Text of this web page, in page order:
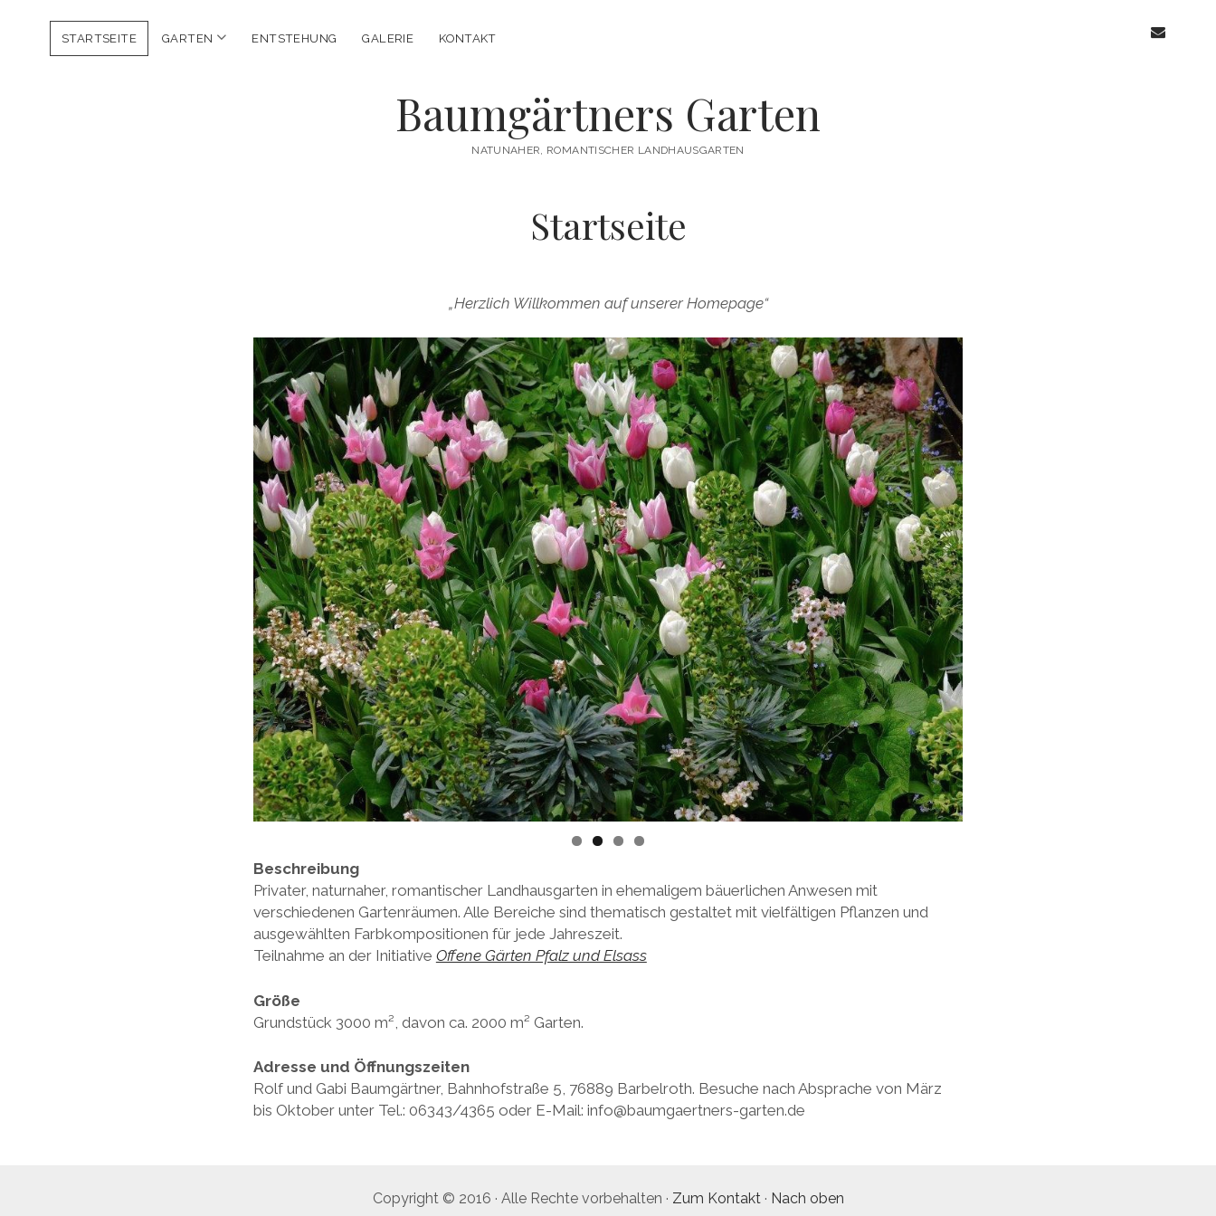
STARTSEITE GARTEN MenuENTSTEHUNG GALERIE KONTAKT email
Baumgärtners Garten
NATUNAHER, ROMANTISCHER LANDHAUSGARTEN
Startseite
„Herzlich Willkommen auf unserer Homepage“
Beschreibung
Privater, naturnaher, romantischer Landhausgarten in ehemaligem bäuerlichen Anwesen mit
verschiedenen Gartenräumen. Alle Bereiche sind thematisch gestaltet mit vielfältigen Pflanzen und
ausgewählten Farbkompositionen für jede Jahreszeit.
Teilnahme an der Initiative Offene Gärten Pfalz und Elsass
Größe
Grundstück 3000 m², davon ca. 2000 m² Garten.
Adresse und Öffnungszeiten
Rolf und Gabi Baumgärtner, Bahnhofstraße 5, 76889 Barbelroth. Besuche nach Absprache von März
bis Oktober unter Tel.: 06343/4365 oder E-Mail: info@baumgaertners-garten.de
Copyright © 2016 · Alle Rechte vorbehalten · Zum Kontakt · Nach oben